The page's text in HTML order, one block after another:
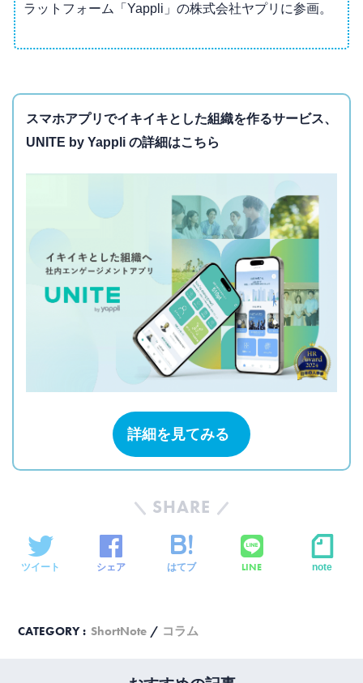
ラットフォーム「Yappli」の株式会社ヤプリに参画。
スマホアプリでイキイキとした組織を作るサービス、
UNITE by Yappli の詳細はこちら
詳細を見てみる
SHARE
ツイート シェア はてブ LINE note
CATEGORY : ShortNote コラム